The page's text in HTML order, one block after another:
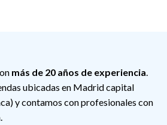
más de 20 años de experiencia.
ubicadas en Madrid capital
y contamos con profesionales con